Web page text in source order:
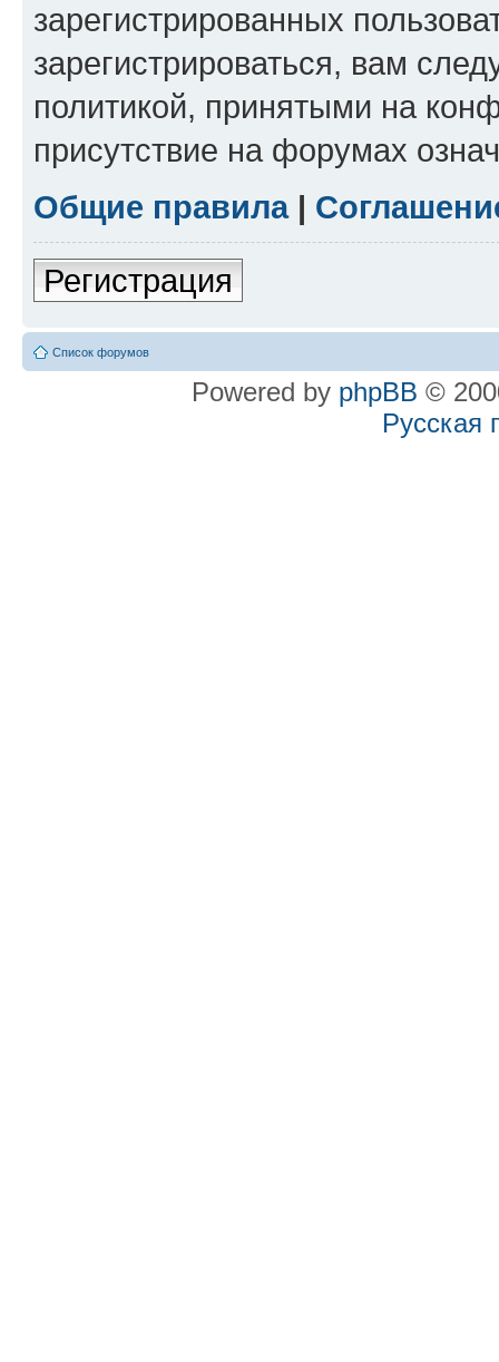
зарегистрированных
зарегистрироваться, вам
политикой, принятыми на
присутствие на форумах
Общие правила|
Регистрация
Список форумов
Powered by phpBB ©
Русская